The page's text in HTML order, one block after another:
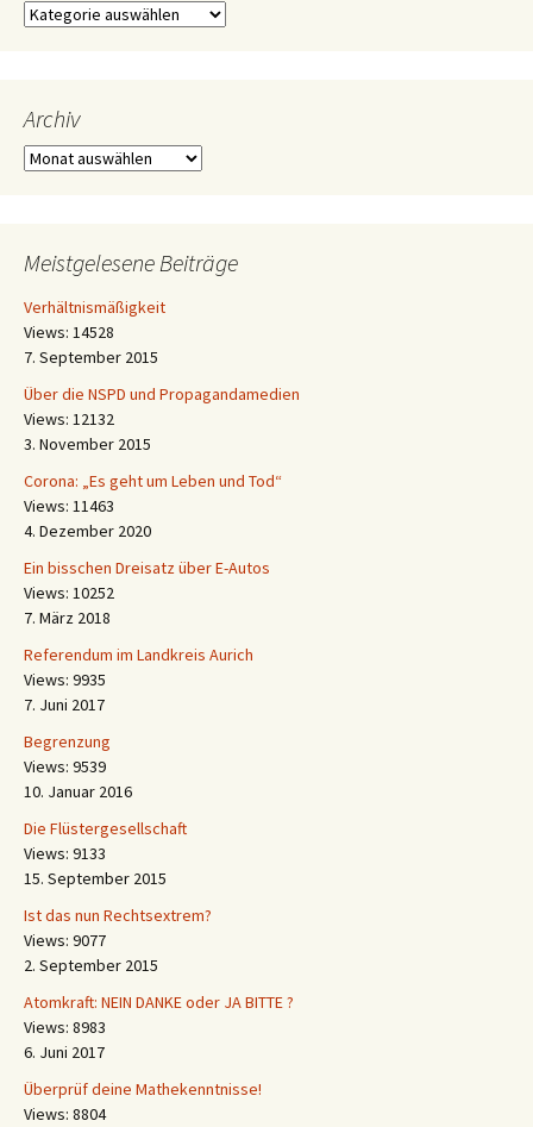
Kategorien
Archiv
Archiv
Meistgelesene Beiträge
Verhältnismäßigkeit
Views: 14528
7. September 2015
Über die NSPD und Propagandamedien
Views: 12132
3. November 2015
Corona: „Es geht um Leben und Tod“
Views: 11463
4. Dezember 2020
Ein bisschen Dreisatz über E-Autos
Views: 10252
7. März 2018
Referendum im Landkreis Aurich
Views: 9935
7. Juni 2017
Begrenzung
Views: 9539
10. Januar 2016
Die Flüstergesellschaft
Views: 9133
15. September 2015
Ist das nun Rechtsextrem?
Views: 9077
2. September 2015
Atomkraft: NEIN DANKE oder JA BITTE ?
Views: 8983
6. Juni 2017
Überprüf deine Mathekenntnisse!
Views: 8804